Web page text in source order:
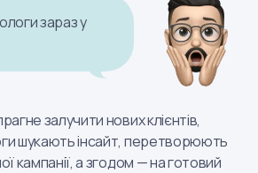
залучити нових клієнтів,
шукають інсайт, перетворюють
кампанії, а згодом — на готовий
зараз у